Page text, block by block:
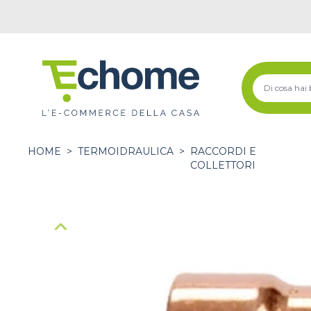
HOME > TERMOIDRAULICA >
RACCORDI E
COLLETTORI